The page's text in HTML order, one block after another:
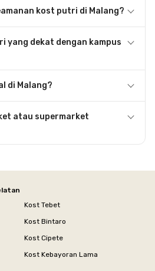
kost putri di Malang?
yang dekat dengan kampus
di Malang?
atau supermarket
Kost Tebet
Kost Bintaro
Kost Cipete
Kost Kebayoran Lama